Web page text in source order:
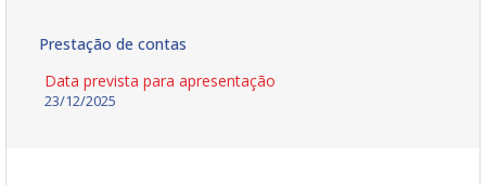
Prestação de contas
Data prevista para apresentação
23/12/2025